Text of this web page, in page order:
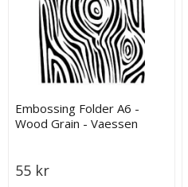
Embossing Folder A6 -
Wood Grain - Vaessen
55 kr